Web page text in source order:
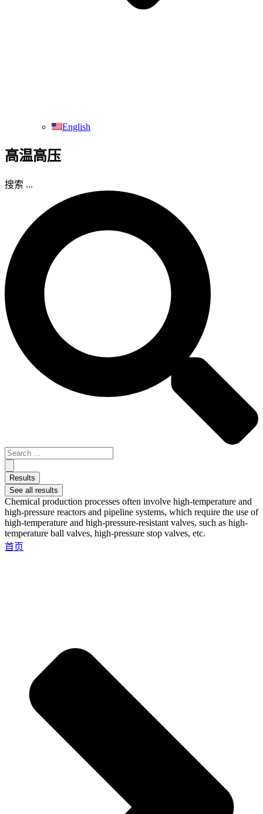
English
高温高压
搜索 ...
Results
See all results
Chemical production processes often involve high-temperature and
high-pressure reactors and pipeline systems, which require the use of
high-temperature and high-pressure-resistant valves, such as high-
temperature ball valves, high-pressure stop valves, etc.
首页